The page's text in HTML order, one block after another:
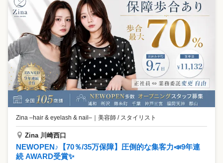
Zina –hair & eyelash & nail– 美容師 / スタイリスト
Zina 川崎西口
NEWOPEN♪【70％/35万保障】圧倒的な集客力📣9年連
続 AWARD受賞✨